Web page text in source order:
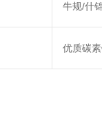
牛规/什
优质碳